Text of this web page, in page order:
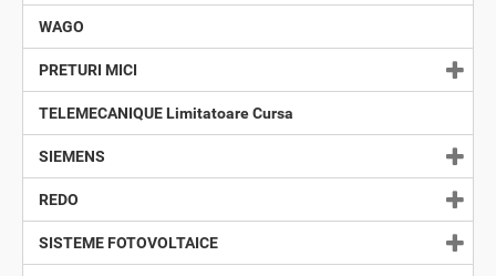
WAGO
PRETURI MICI
TELEMECANIQUE Limitatoare Cursa
SIEMENS
REDO
SISTEME FOTOVOLTAICE